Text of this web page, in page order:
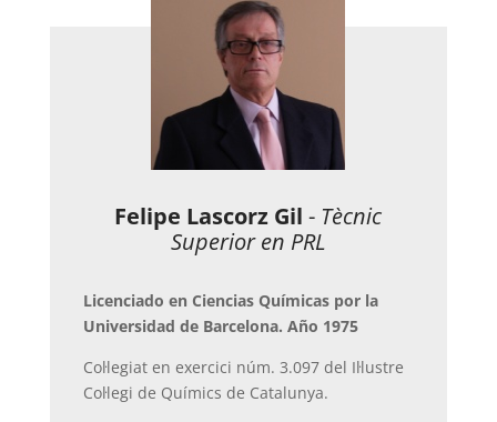
Felipe Lascorz Gil - Tècnic
Superior en PRL
Licenciado en Ciencias Químicas por la
Universidad de Barcelona. Año 1975
Col·legiat en exercici núm. 3.097 del Il·lustre
Col·legi de Químics de Catalunya.